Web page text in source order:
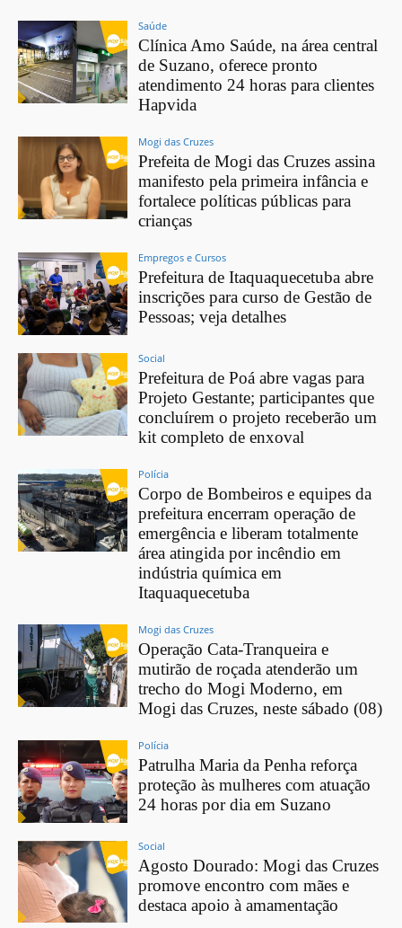
Saúde
Clínica Amo Saúde, na área central
de Suzano, oferece pronto
atendimento 24 horas para clientes
Hapvida
Mogi das Cruzes
Prefeita de Mogi das Cruzes assina
manifesto pela primeira infância e
fortalece políticas públicas para
crianças
Empregos e Cursos
Prefeitura de Itaquaquecetuba abre
inscrições para curso de Gestão de
Pessoas; veja detalhes
Social
Prefeitura de Poá abre vagas para
Projeto Gestante; participantes que
concluírem o projeto receberão um
kit completo de enxoval
Polícia
Corpo de Bombeiros e equipes da
prefeitura encerram operação de
emergência e liberam totalmente
área atingida por incêndio em
indústria química em
Itaquaquecetuba
Mogi das Cruzes
Operação Cata-Tranqueira e
mutirão de roçada atenderão um
trecho do Mogi Moderno, em
Mogi das Cruzes, neste sábado (08)
Polícia
Patrulha Maria da Penha reforça
proteção às mulheres com atuação
24 horas por dia em Suzano
Social
Agosto Dourado: Mogi das Cruzes
promove encontro com mães e
destaca apoio à amamentação